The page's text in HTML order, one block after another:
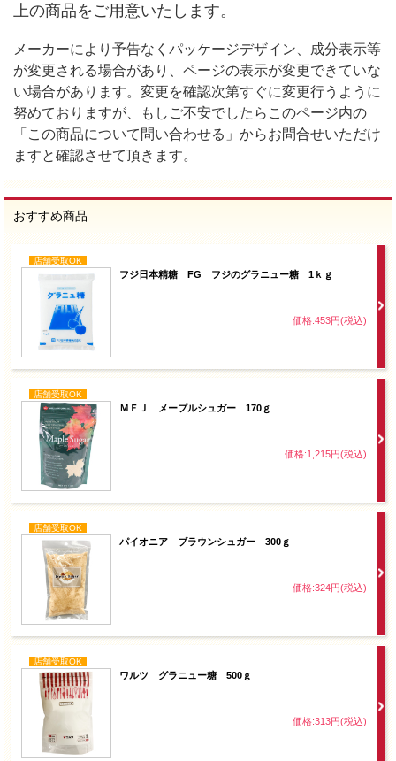
上の商品をご用意いたします。
メーカーにより予告なくパッケージデザイン、成分表示等
が変更される場合があり、ページの表示が変更できていな
い場合があります。変更を確認次第すぐに変更行うように
努めておりますが、もしご不安でしたらこのページ内の
「この商品について問い合わせる」からお問合せいただけ
ますと確認させて頂きます。
おすすめ商品
店舗受取OK
フジ日本精糖 FG フジのグラニュー糖 1ｋｇ
価格:453円(税込)
店舗受取OK
ＭＦＪ メープルシュガー 170ｇ
価格:1,215円(税込)
店舗受取OK
パイオニア ブラウンシュガー 300ｇ
価格:324円(税込)
店舗受取OK
ワルツ グラニュー糖 500ｇ
価格:313円(税込)